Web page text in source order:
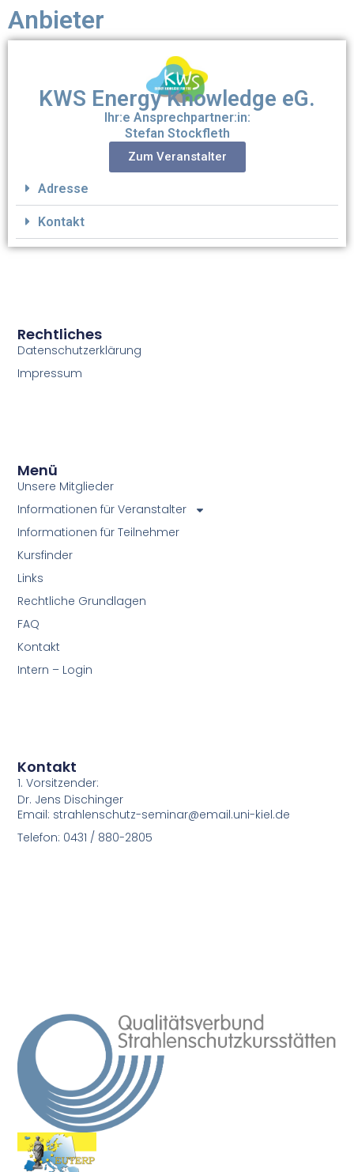
Anbieter
KWS Energy Knowledge eG.
Ihr:e Ansprechpartner:in:
Stefan Stockfleth
Zum Veranstalter
Adresse
Kontakt
Rechtliches
Datenschutzerklärung
Impressum
Menü
Unsere Mitglieder
Informationen für Veranstalter
Informationen für Teilnehmer
Kursfinder
Links
Rechtliche Grundlagen
FAQ
Kontakt
Intern – Login
Kontakt
1. Vorsitzender:
Dr. Jens Dischinger
Email: strahlenschutz-seminar@email.uni-kiel.de
Telefon: 0431 / 880-2805